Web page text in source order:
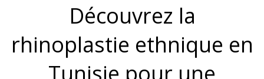
Découvrez la
rhinoplastie ethnique en